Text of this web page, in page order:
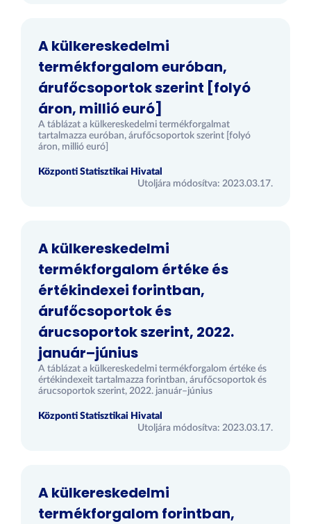
A külkereskedelmi
termékforgalom euróban,
árufőcsoportok szerint [folyó
áron, millió euró]
A táblázat a külkereskedelmi termékforgalmat
tartalmazza euróban, árufőcsoportok szerint [folyó
áron, millió euró]
Központi Statisztikai Hivatal
Utoljára módosítva: 2023.03.17.
A külkereskedelmi
termékforgalom értéke és
értékindexei forintban,
árufőcsoportok és
árucsoportok szerint, 2022.
január–június
A táblázat a külkereskedelmi termékforgalom értéke és
értékindexeit tartalmazza forintban, árufőcsoportok és
árucsoportok szerint, 2022. január–június
Központi Statisztikai Hivatal
Utoljára módosítva: 2023.03.17.
A külkereskedelmi
termékforgalom forintban,